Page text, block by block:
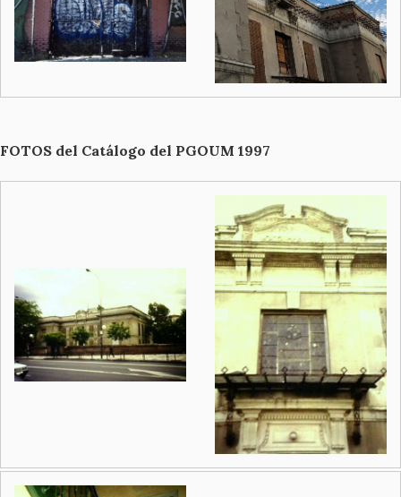
FOTOS del Catálogo del PGOUM 1997